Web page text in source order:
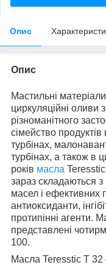
Опис
Опис
Мастильні
циркуляційні оливи
різноманітного
сімейство
турбінах,
турбінах, а також в
років масла
зараз складаються з
масел і ефективних
антиоксиданти,
протипінні агенти.
представлені
100.
Масла Teresstic T 32